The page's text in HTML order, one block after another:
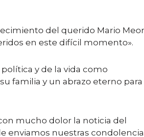
del querido Mario
en este difícil momento».
y de la vida como
familia y un abrazo eterno para
mucho dolor la noticia del
enviamos nuestras